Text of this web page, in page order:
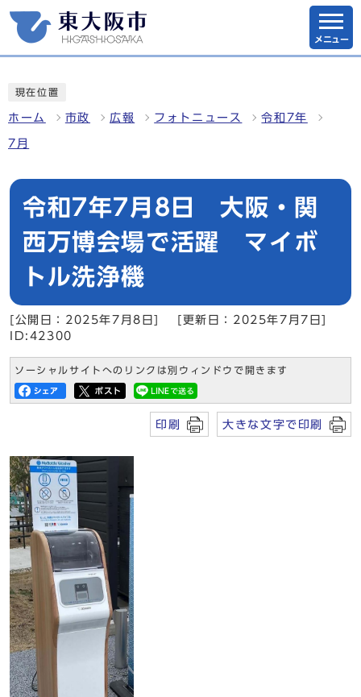
メニュー
現在位置
ホーム 市政 広報 フォトニュース 令和7年
7月
令和7年7月8日 大阪・関
西万博会場で活躍 マイボ
トル洗浄機
[公開日：2025年7月8日]
[更新日：2025年7月7日]
ID:42300
ソーシャルサイトへのリンクは別ウィンドウで開きます
印刷 大きな文字で印刷